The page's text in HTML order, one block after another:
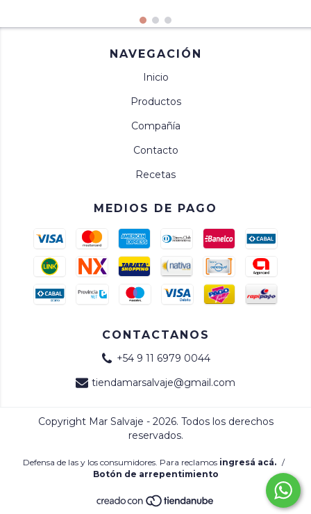
NAVEGACIÓN
Inicio
Productos
Compañía
Contacto
Recetas
MEDIOS DE PAGO
CONTACTANOS
+54 9 11 6979 0044
tiendamarsalvaje@gmail.com
Copyright Mar Salvaje - 2026. Todos los derechos
reservados.
Defensa de las y los consumidores. Para reclamos ingresá acá. /
Botón de arrepentimiento